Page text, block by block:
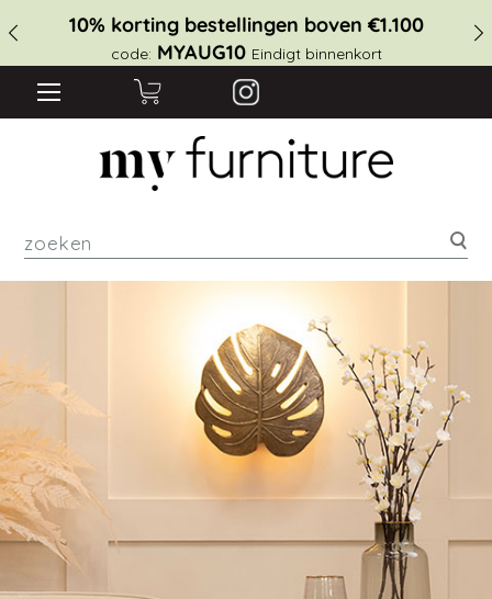
10% korting bestellingen boven €1.100
code: MYAUG10 Eindigt binnenkort